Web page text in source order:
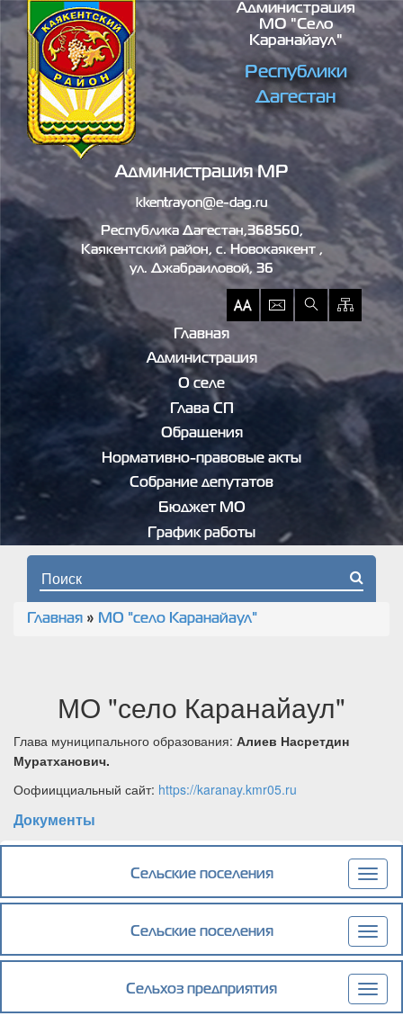
Перейти к основному содержаниюАдминистрация
МО "село
Каранайаул"
Республики
Дагестан
Администрация МР
kkentrayon@e-dag.ru
Республика Дагестан,368560,
Каякентский район, c. Новокаякент ,
ул. Джабраиловой, 36
Главная
Администрация
О селе
Глава СП
Обращения
Нормативно-правовые акты
Собрание депутатов
Бюджет МО
График работы
Форма поиска
Вы здесь
Главная » МО "село Каранайаул"
МО "село Каранайаул"
Глава муниципального образования: Алиев Насретдин
Муратханович.
Оофиицциальный сайт: https://karanay.kmr05.ru
Документы
Сельские поселения
Сельские поселения
Сельхоз предприятия